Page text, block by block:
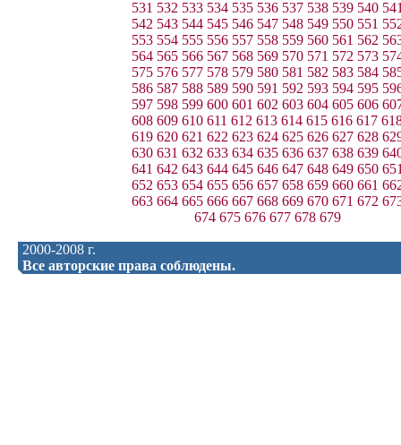
531 532 533 534 535 536 537 538 539 540
542 543 544 545 546 547 548 549 550 551
553 554 555 556 557 558 559 560 561 562
564 565 566 567 568 569 570 571 572 573
575 576 577 578 579 580 581 582 583 584
586 587 588 589 590 591 592 593 594 595
597 598 599 600 601 602 603 604 605 606
608 609 610 611 612 613 614 615 616 617
619 620 621 622 623 624 625 626 627 628
630 631 632 633 634 635 636 637 638 639
641 642 643 644 645 646 647 648 649 650
652 653 654 655 656 657 658 659 660 661
663 664 665 666 667 668 669 670 671 672
674 675 676 677 678 679
2000-2008 г.
Все авторские права соблюдены.